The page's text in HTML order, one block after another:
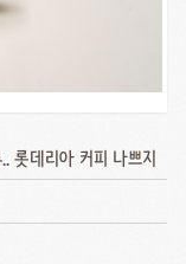
롯데리아 커피 나쁘지